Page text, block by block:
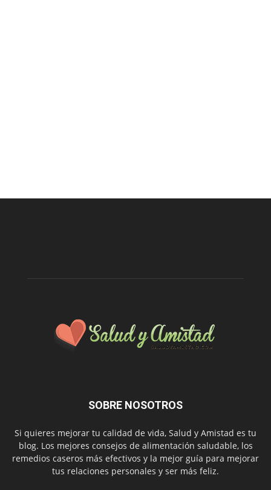
SOBRE NOSOTROS
Si quieres mejorar tu calidad de vida, Salud y Amistad es tu
blog. Los mejores consejos de alimentación saludable, los
remedios caseros más efectivos y la mejor guía para mejorar
tus relaciones personales y ser más feliz.